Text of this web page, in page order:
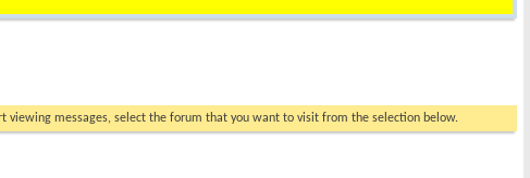
viewing messages, select the forum that you want to visit from the selection below.